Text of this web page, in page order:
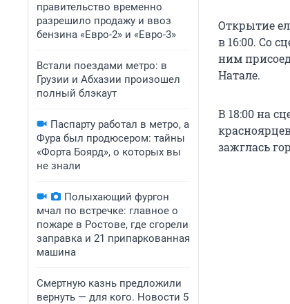
правительство временно
разрешило продажу и ввоз
бензина «Евро-2» и «Евро-3»
Встали поездами метро: в
Грузии и Абхазии произошел
полный блэкаут
Паспарту работал в метро, а
Фура был продюсером: тайны
«Форта Боярд», о которых вы
не знали
Полыхающий фургон
мчал по встречке: главное о
пожаре в Ростове, где сгорели
заправка и 21 припаркованная
машина
Смертную казнь предложили
вернуть — для кого. Новости 5
Открытие
в 16:00. Со
ним
Натале.
В 18:00 на
зажглась